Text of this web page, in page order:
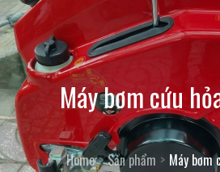
Máy bơm cứu
Home Sản phẩm Máy bơm